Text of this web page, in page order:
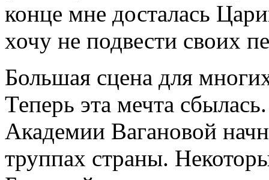
конце мне досталась
хочу не подвести своих
Большая сцена для
Теперь эта мечта
Академии Вагановой
труппах страны.